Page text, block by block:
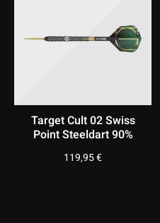
Präzision und Stil auf das
Target Cult 02 Swiss
Point Steeldart 90%
119,95€